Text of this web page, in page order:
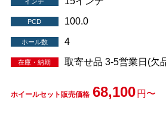
PCD 100.0
ホール数 4
在庫・納期 取寄せ品 3-5営業日(欠
ホイールセット販売価格 68,100 円〜